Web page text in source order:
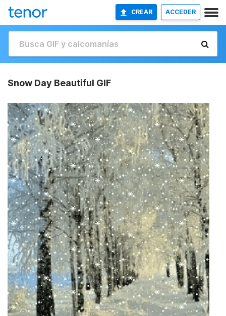
CREAR ACCEDER
Snow Day Beautiful GIF